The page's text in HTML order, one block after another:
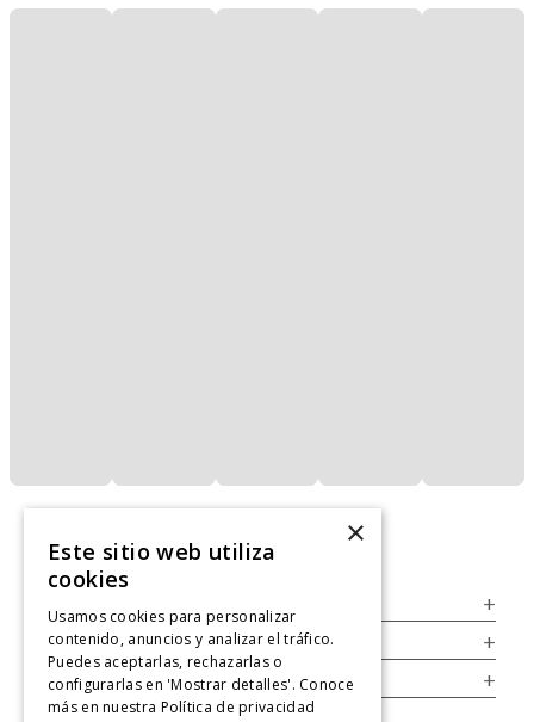
+
Legal +
Cuenta +
×
Este sitio web utiliza
cookies
Usamos cookies para personalizar
contenido, anuncios y analizar el tráfico.
Puedes aceptarlas, rechazarlas o
configurarlas en 'Mostrar detalles'. Conoce
más en nuestra Política de privacidad